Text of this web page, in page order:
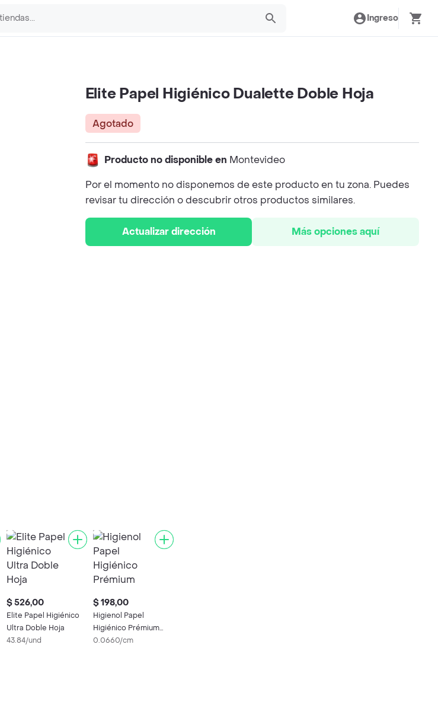
Ingreso
Elite Papel Higiénico Dualette Doble Hoja
Agotado
Producto no disponible en Montevideo
Por el momento no disponemos de este producto en tu zona. Puedes
revisar tu dirección o descubrir otros productos similares.
Actualizar dirección Más opciones aquí
$ 526,00
Elite Papel Higiénico
Ultra Doble Hoja
43.84/und
$ 198,00
Higienol Papel
Higiénico Prémium
Doble Hoja
0.0660/cm